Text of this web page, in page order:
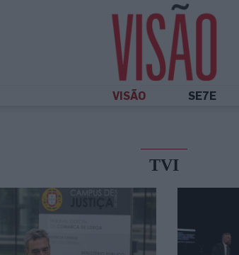
VISÃO SE7E
TVI